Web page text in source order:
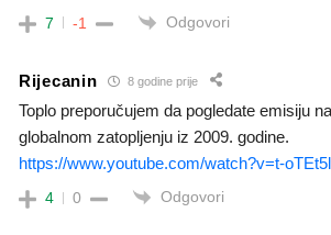
7 -1 Odgovori
Rijecanin 8 godine prije
Toplo preporučujem da pogledate emisiju
globalnom zatopljenju iz 2009. godine.
https://www.youtube.com/watch?v=t-
4 0 Odgovori